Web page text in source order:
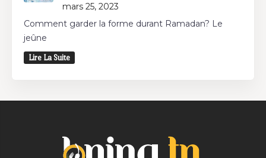
mars 25, 2023
Comment garder la forme durant Ramadan? Le
jeûne
Lire La Suite